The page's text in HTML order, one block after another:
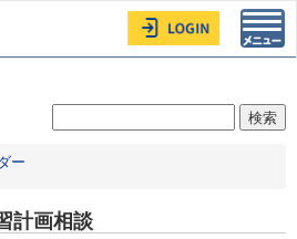
ー
計画相談